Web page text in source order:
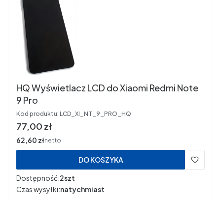
HQ Wyświetlacz LCD do Xiaomi Redmi Note
9 Pro
Kod produktu: LCD_XI_NT_9_PRO_HQ
Cena
77,00 zł
Cena
62,60 złnetto
DO KOSZYKA
Dostępność:2szt
Czas wysyłki:natychmiast